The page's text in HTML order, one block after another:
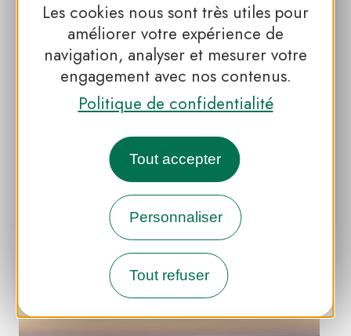
Les cookies nous sont très utiles pour
améliorer votre expérience de
navigation, analyser et mesurer votre
engagement avec nos contenus.
Politique de confidentialité
Tout accepter
Personnaliser
Tout refuser
#MONTAGNE
Parc naturel régional –
Géoparc mondial UNESCO
des Causses du Quercy